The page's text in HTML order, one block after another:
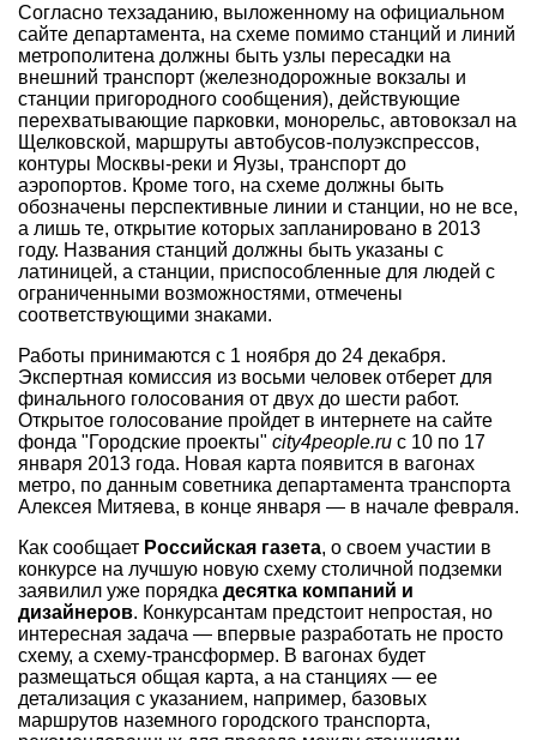
Согласно техзаданию, выложенному на официальном
сайте департамента, на схеме помимо станций и линий
метрополитена должны быть узлы пересадки на
внешний транспорт (железнодорожные вокзалы и
станции пригородного сообщения), действующие
перехватывающие парковки, монорельс, автовокзал на
Щелковской, маршруты автобусов-полуэкспрессов,
контуры Москвы-реки и Яузы, транспорт до
аэропортов. Кроме того, на схеме должны быть
обозначены перспективные линии и станции, но не все,
а лишь те, открытие которых запланировано в 2013
году. Названия станций должны быть указаны с
латиницей, а станции, приспособленные для людей с
ограниченными возможностями, отмечены
соответствующими знаками.
Работы принимаются с 1 ноября до 24 декабря.
Экспертная комиссия из восьми человек отберет для
финального голосования от двух до шести работ.
Открытое голосование пройдет в интернете на сайте
фонда "Городские проекты" city4people.ru c 10 по 17
января 2013 года. Новая карта появится в вагонах
метро, по данным советника департамента транспорта
Алексея Митяева, в конце января — в начале февраля.
Как сообщает Российская газета, о своем участии в
конкурсе на лучшую новую схему столичной подземки
заявилил уже порядка десятка компаний и
дизайнеров. Конкурсантам предстоит непростая, но
интересная задача — впервые разработать не просто
схему, а схему-трансформер. В вагонах будет
размещаться общая карта, а на станциях — ее
детализация с указанием, например, базовых
маршрутов наземного городского транспорта,